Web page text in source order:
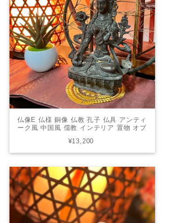
仏像E 仏様 銅像 仏教 孔子 仏具 アンティ
ーク風 中国風 儒教 インテリア 置物 オブ
¥13,200